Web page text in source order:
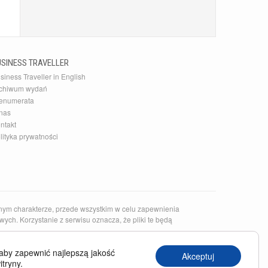
TRAVELLER
Traveller in English
wydań
prywatności
charakterze, przede wszystkim w celu zapewnienia
Korzystanie z serwisu oznacza, że pliki te będą
restauracje i linie lotnicze. To także najlepsze źródło
tutaj takżebilety lotniczedo Nowego Jorku.
zapewnić najlepszą jakość
Akceptuj